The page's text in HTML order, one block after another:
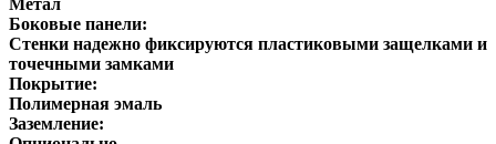
Боковые панели:
Стенки надежно фиксируются пластиковыми защелками и
точечными замками
Покрытие:
Полимерная эмаль
Заземление: